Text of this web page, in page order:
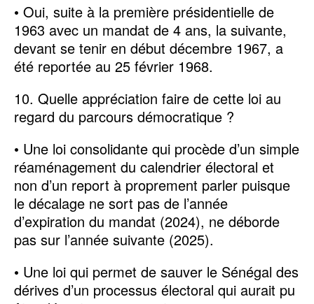
• Oui, suite à la première présidentielle de
1963 avec un mandat de 4 ans, la suivante,
devant se tenir en début décembre 1967, a
été reportée au 25 février 1968.
10. Quelle appréciation faire de cette loi au
regard du parcours démocratique ?
• Une loi consolidante qui procède d’un simple
réaménagement du calendrier électoral et
non d’un report à proprement parler puisque
le décalage ne sort pas de l’année
d’expiration du mandat (2024), ne déborde
pas sur l’année suivante (2025).
• Une loi qui permet de sauver le Sénégal des
dérives d’un processus électoral qui aurait pu